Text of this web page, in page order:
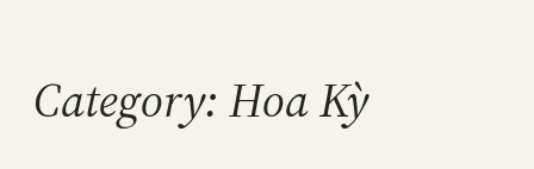
Category: Hoa Kỳ